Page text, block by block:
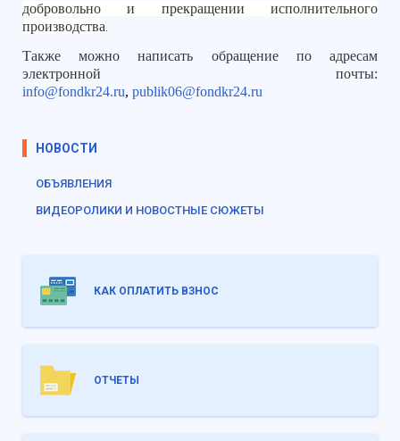
добровольно и прекращении исполнительного
производства.
Также можно написать обращение по адресам
электронной почты:
info@fondkr24.ru, publik06@fondkr24.ru
НОВОСТИ
ОБЪЯВЛЕНИЯ
ВИДЕОРОЛИКИ И НОВОСТНЫЕ СЮЖЕТЫ
КАК ОПЛАТИТЬ ВЗНОС
ОТЧЕТЫ